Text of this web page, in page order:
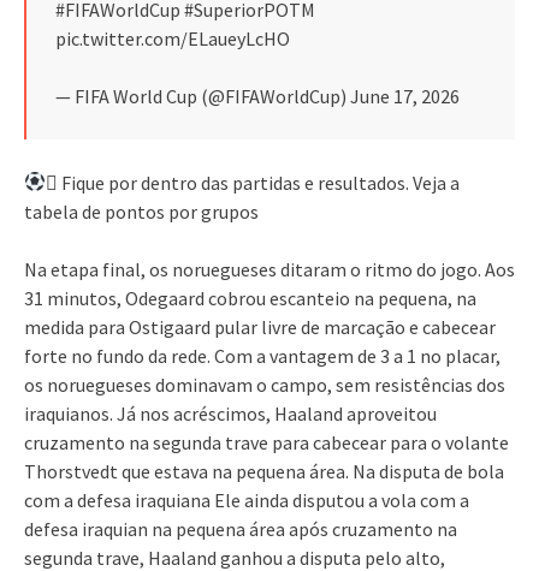
#FIFAWorldCup #SuperiorPOTM
pic.twitter.com/ELaueyLcHO
— FIFA World Cup (@FIFAWorldCup) June 17, 2026
 Fique por dentro das partidas e resultados. Veja a
tabela de pontos por grupos
Na etapa final, os noruegueses ditaram o ritmo do jogo. Aos
31 minutos, Odegaard cobrou escanteio na pequena, na
medida para Ostigaard pular livre de marcação e cabecear
forte no fundo da rede. Com a vantagem de 3 a 1 no placar,
os noruegueses dominavam o campo, sem resistências dos
iraquianos. Já nos acréscimos, Haaland aproveitou
cruzamento na segunda trave para cabecear para o volante
Thorstvedt que estava na pequena área. Na disputa de bola
com a defesa iraquiana Ele ainda disputou a vola com a
defesa iraquian na pequena área após cruzamento na
segunda trave, Haaland ganhou a disputa pelo alto,